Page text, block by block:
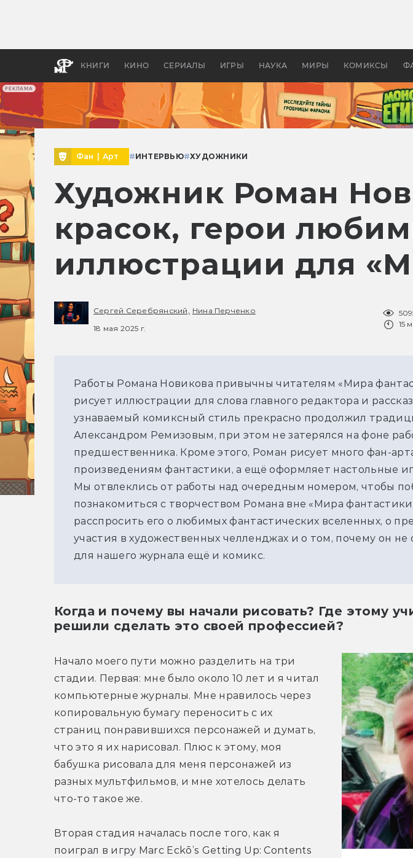
РЕКЛАМА
КНИГИ КИНО СЕРИАЛЫ ИГРЫ НАУКА МИРЫ КОМИКСЫ
апокалипсис, в России —
Фан Арт #ИНТЕРВЬЮ#ХУДОЖНИКИ
Художник Роман
красок, герои
иллюстрации для
Сергей Серебрянский, Нина Перченко
18 мая 2025 г.
15
Работы Романа Новикова привычны читателям «Мира
рисует иллюстрации для слова главного редактора и
узнаваемый комиксный стиль прекрасно продолжил
Александром Ремизовым, при этом не затерялся на фоне
предшественника. Кроме этого, Роман рисует много фан-
произведениям фантастики, а ещё оформляет настольные
Мы отвлеклись от работы над очередным номером, чтобы
познакомиться с творчеством Романа вне «Мира
расспросить его о любимых фантастических вселенных, о
участия в художественных челленджах и о том, почему он не
для нашего журнала ещё и комикс.
Когда и почему вы начали рисовать? Где этому
решили сделать это своей профессией?
Начало моего пути можно разделить на три
стадии. Первая: мне было около 10 лет и я читал
компьютерные журналы. Мне нравилось через
копировальную бумагу переносить с их
страниц понравившихся персонажей и думать,
что это я их нарисовал. Плюс к этому, моя
бабушка рисовала для меня персонажей из
разных мультфильмов, и мне хотелось делать
что-то такое же.
Вторая стадия началась после того, как я
поиграл в игру Marc Eckō’s Getting Up: Contents